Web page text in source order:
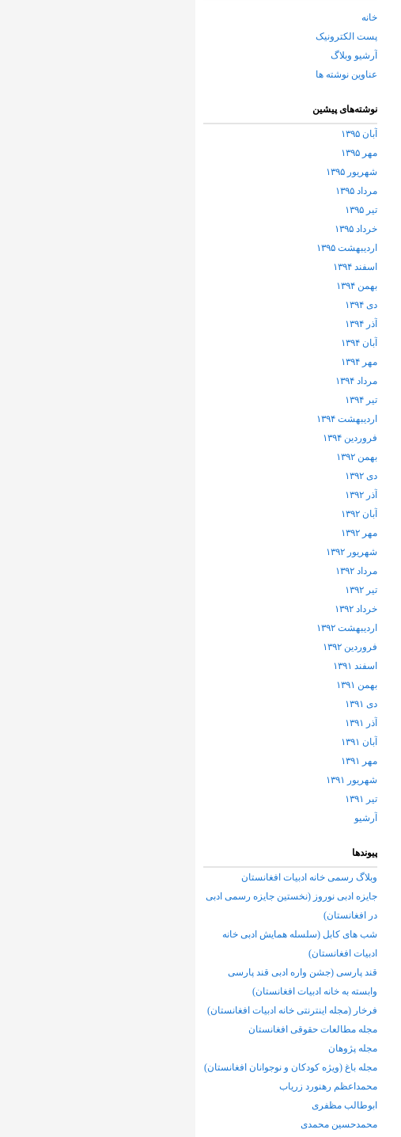
خانه
پست الکترونیک
آرشیو وبلاگ
عناوین نوشته ها
نوشته‌های پیشین
آبان ۱۳۹۵
مهر ۱۳۹۵
شهریور ۱۳۹۵
مرداد ۱۳۹۵
تیر ۱۳۹۵
خرداد ۱۳۹۵
اردیبهشت ۱۳۹۵
اسفند ۱۳۹۴
بهمن ۱۳۹۴
دی ۱۳۹۴
آذر ۱۳۹۴
آبان ۱۳۹۴
مهر ۱۳۹۴
مرداد ۱۳۹۴
تیر ۱۳۹۴
اردیبهشت ۱۳۹۴
فروردین ۱۳۹۴
بهمن ۱۳۹۲
دی ۱۳۹۲
آذر ۱۳۹۲
آبان ۱۳۹۲
مهر ۱۳۹۲
شهریور ۱۳۹۲
مرداد ۱۳۹۲
تیر ۱۳۹۲
خرداد ۱۳۹۲
اردیبهشت ۱۳۹۲
فروردین ۱۳۹۲
اسفند ۱۳۹۱
بهمن ۱۳۹۱
دی ۱۳۹۱
آذر ۱۳۹۱
آبان ۱۳۹۱
مهر ۱۳۹۱
شهریور ۱۳۹۱
تیر ۱۳۹۱
آرشيو
پیوندها
وبلاگ رسمی خانه ادبیات افغانستان
جایزه ادبی نوروز (نخستین جایزه رسمی ادبی
در افغانستان)
شب های کابل (سلسله همایش ادبی خانه
ادبیات افغانستان)
قند پارسی (جشن واره ادبی قند پارسی
وابسته به خانه ادبیات افغانستان)
فرخار (مجله اینترنتی خانه ادبیات افغانستان)
مجله مطالعات حقوقی افغانستان
مجله پژوهان
مجله باغ (ویژه کودکان و نوجوانان افغانستان)
محمداعظم رهنورد زرياب
ابوطالب مظفری
محمدحسین محمدی